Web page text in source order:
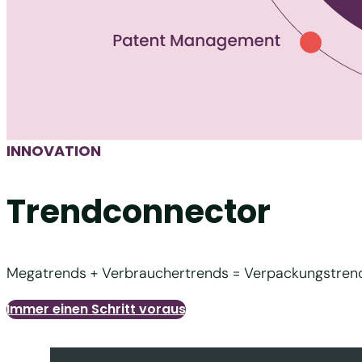
INNOVATION
Trendconnector
Megatrends + Verbrauchertrends =
Immer einen Schritt voraus